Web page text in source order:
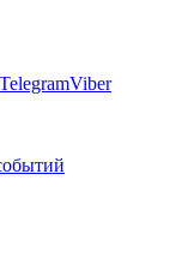
TelegramViber